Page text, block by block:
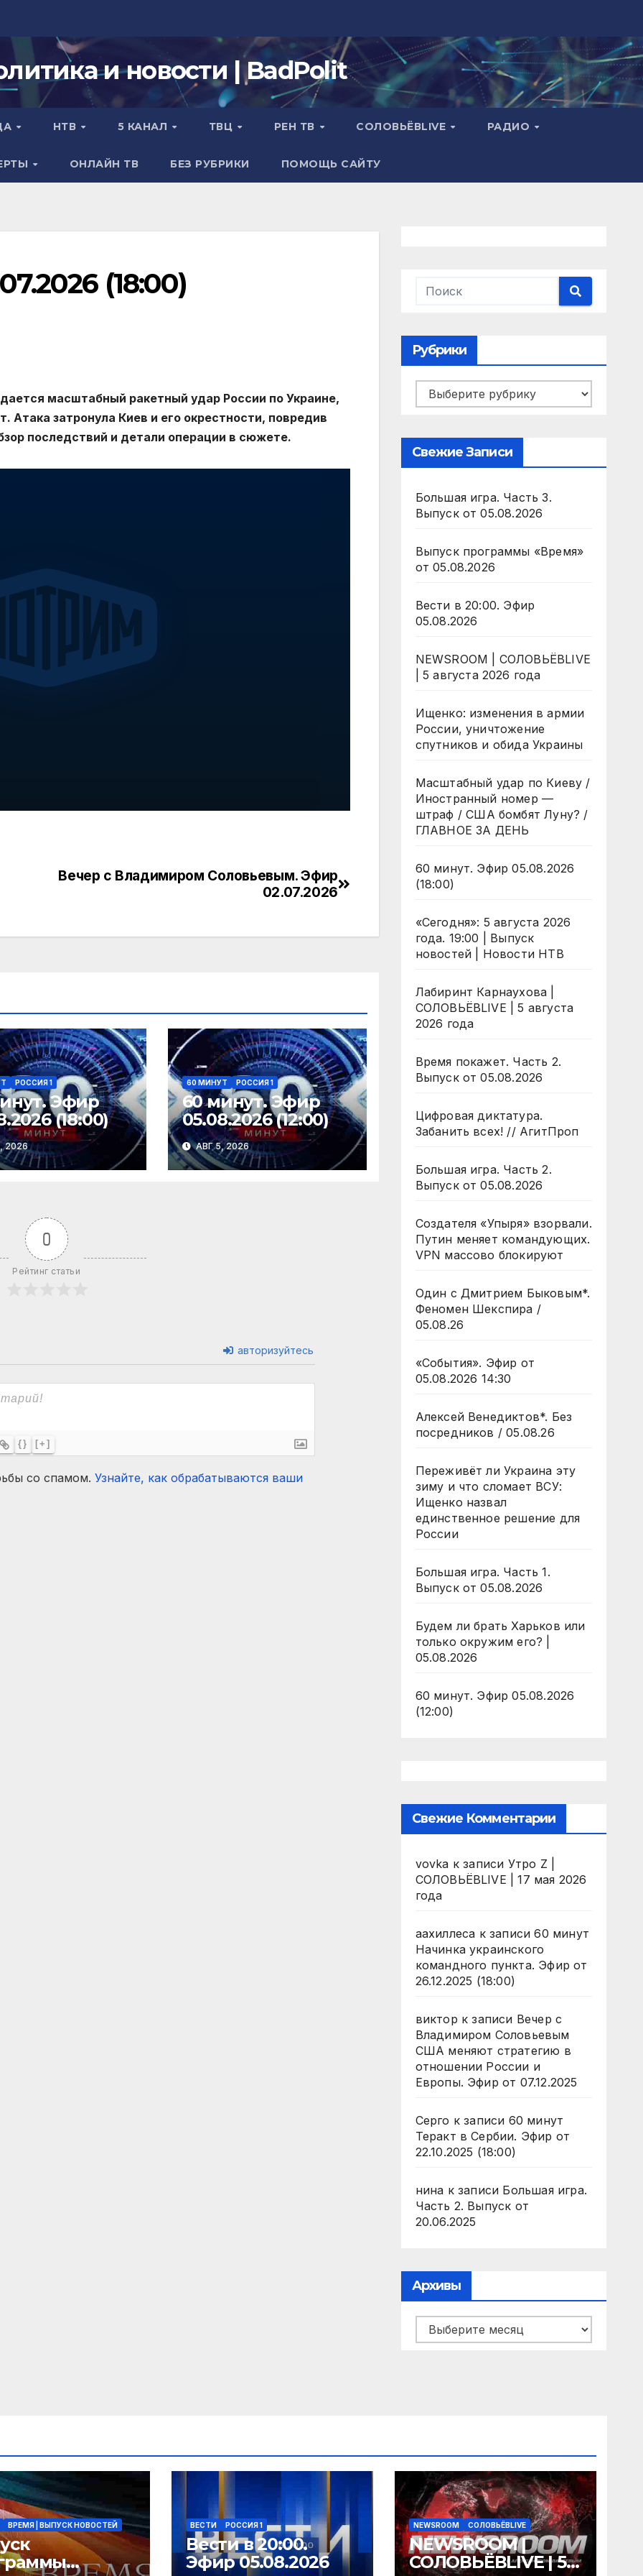
и новости | BadPolit
НТВ 5 КАНАЛ ТВЦ РЕН ТВ СОЛОВЬЁВLIVE РАДИО
ОНЛАЙН ТВ БЕЗ РУБРИКИ ПОМОЩЬ САЙТУ
(18:00)
масштабный ракетный удар России по Украине,
Атака затронула Киев и его окрестности, повредив
последствий и детали операции в сюжете.
Вечер с Владимиром Соловьевым. Эфир
02.07.2026
РОССИЯ 1
Эфир
(18:00)
2026
60 МИНУТ РОССИЯ 1
60 минут. Эфир
05.08.2026 (12:00)
АВГ 5, 2026
0
Рейтинг статьи
авторизуйтесь
{} [+]
со спамом. Узнайте, как обрабатываются ваши
Рубрики
Рубрики
Свежие Записи
Большая игра. Часть 3.
Выпуск от 05.08.2026
Выпуск программы «Время»
от 05.08.2026
Вести в 20:00. Эфир
05.08.2026
NEWSROOM | СОЛОВЬЁВLIVE
| 5 августа 2026 года
Ищенко: изменения в армии
России, уничтожение
спутников и обида Украины
Масштабный удар по Киеву /
Иностранный номер —
штраф / США бомбят Луну? /
ГЛАВНОЕ ЗА ДЕНЬ
60 минут. Эфир 05.08.2026
(18:00)
«Сегодня»: 5 августа 2026
года. 19:00 | Выпуск
новостей | Новости НТВ
Лабиринт Карнаухова |
СОЛОВЬЁВLIVE | 5 августа
2026 года
Время покажет. Часть 2.
Выпуск от 05.08.2026
Цифровая диктатура.
Забанить всех! // АгитПроп
Большая игра. Часть 2.
Выпуск от 05.08.2026
Создателя «Упыря» взорвали.
Путин меняет командующих.
VPN массово блокируют
Один с Дмитрием Быковым*.
Феномен Шекспира /
05.08.26
«События». Эфир от
05.08.2026 14:30
Алексей Венедиктов*. Без
посредников / 05.08.26
Переживёт ли Украина эту
зиму и что сломает ВСУ:
Ищенко назвал
единственное решение для
России
Большая игра. Часть 1.
Выпуск от 05.08.2026
Будем ли брать Харьков или
только окружим его? |
05.08.2026
60 минут. Эфир 05.08.2026
(12:00)
Свежие Комментарии
vovka к записи Утро Z |
СОЛОВЬЁВLIVE | 17 мая 2026
года
аахиллеса к записи60 минут
Начинка украинского
командного пункта. Эфир от
26.12.2025 (18:00)
виктор к записи Вечер с
Владимиром Соловьевым
США меняют стратегию в
отношении России и
Европы. Эфир от 07.12.2025
Серго к записи 60 минут
Теракт в Сербии. Эфир от
22.10.2025 (18:00)
нина к записи Большая игра.
Часть 2. Выпуск от
20.06.2025
Архивы
Архивы
ВРЕМЯ | ВЫПУСК НОВОСТЕЙ ВЕСТИ РОССИЯ 1
Вести в 20:00.
Эфир 05.08.2026
NEWSROOM СОЛОВЬЁВLIVE
NEWSROOM |
СОЛОВЬЁВLIVE | 5